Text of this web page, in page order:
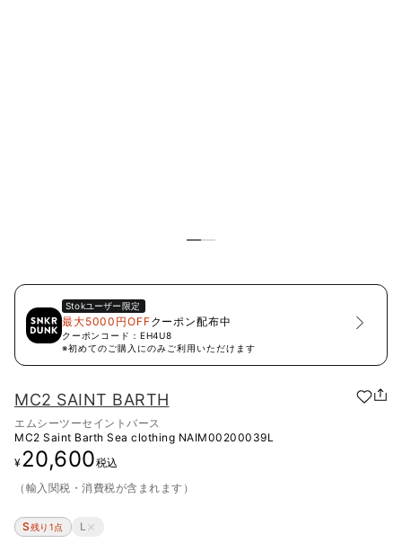
Stokユーザー限定
最大5000円OFFクーポン配布中
クーポンコード： EH4U8
※初めてのご購入にのみご利用いただけます
MC2 SAINT BARTH
エムシーツーセイントバース
MC2 Saint Barth Sea clothing NAIM00200039L
¥20,600税込
（輸入関税・消費税が含まれます）
S残り1点 L